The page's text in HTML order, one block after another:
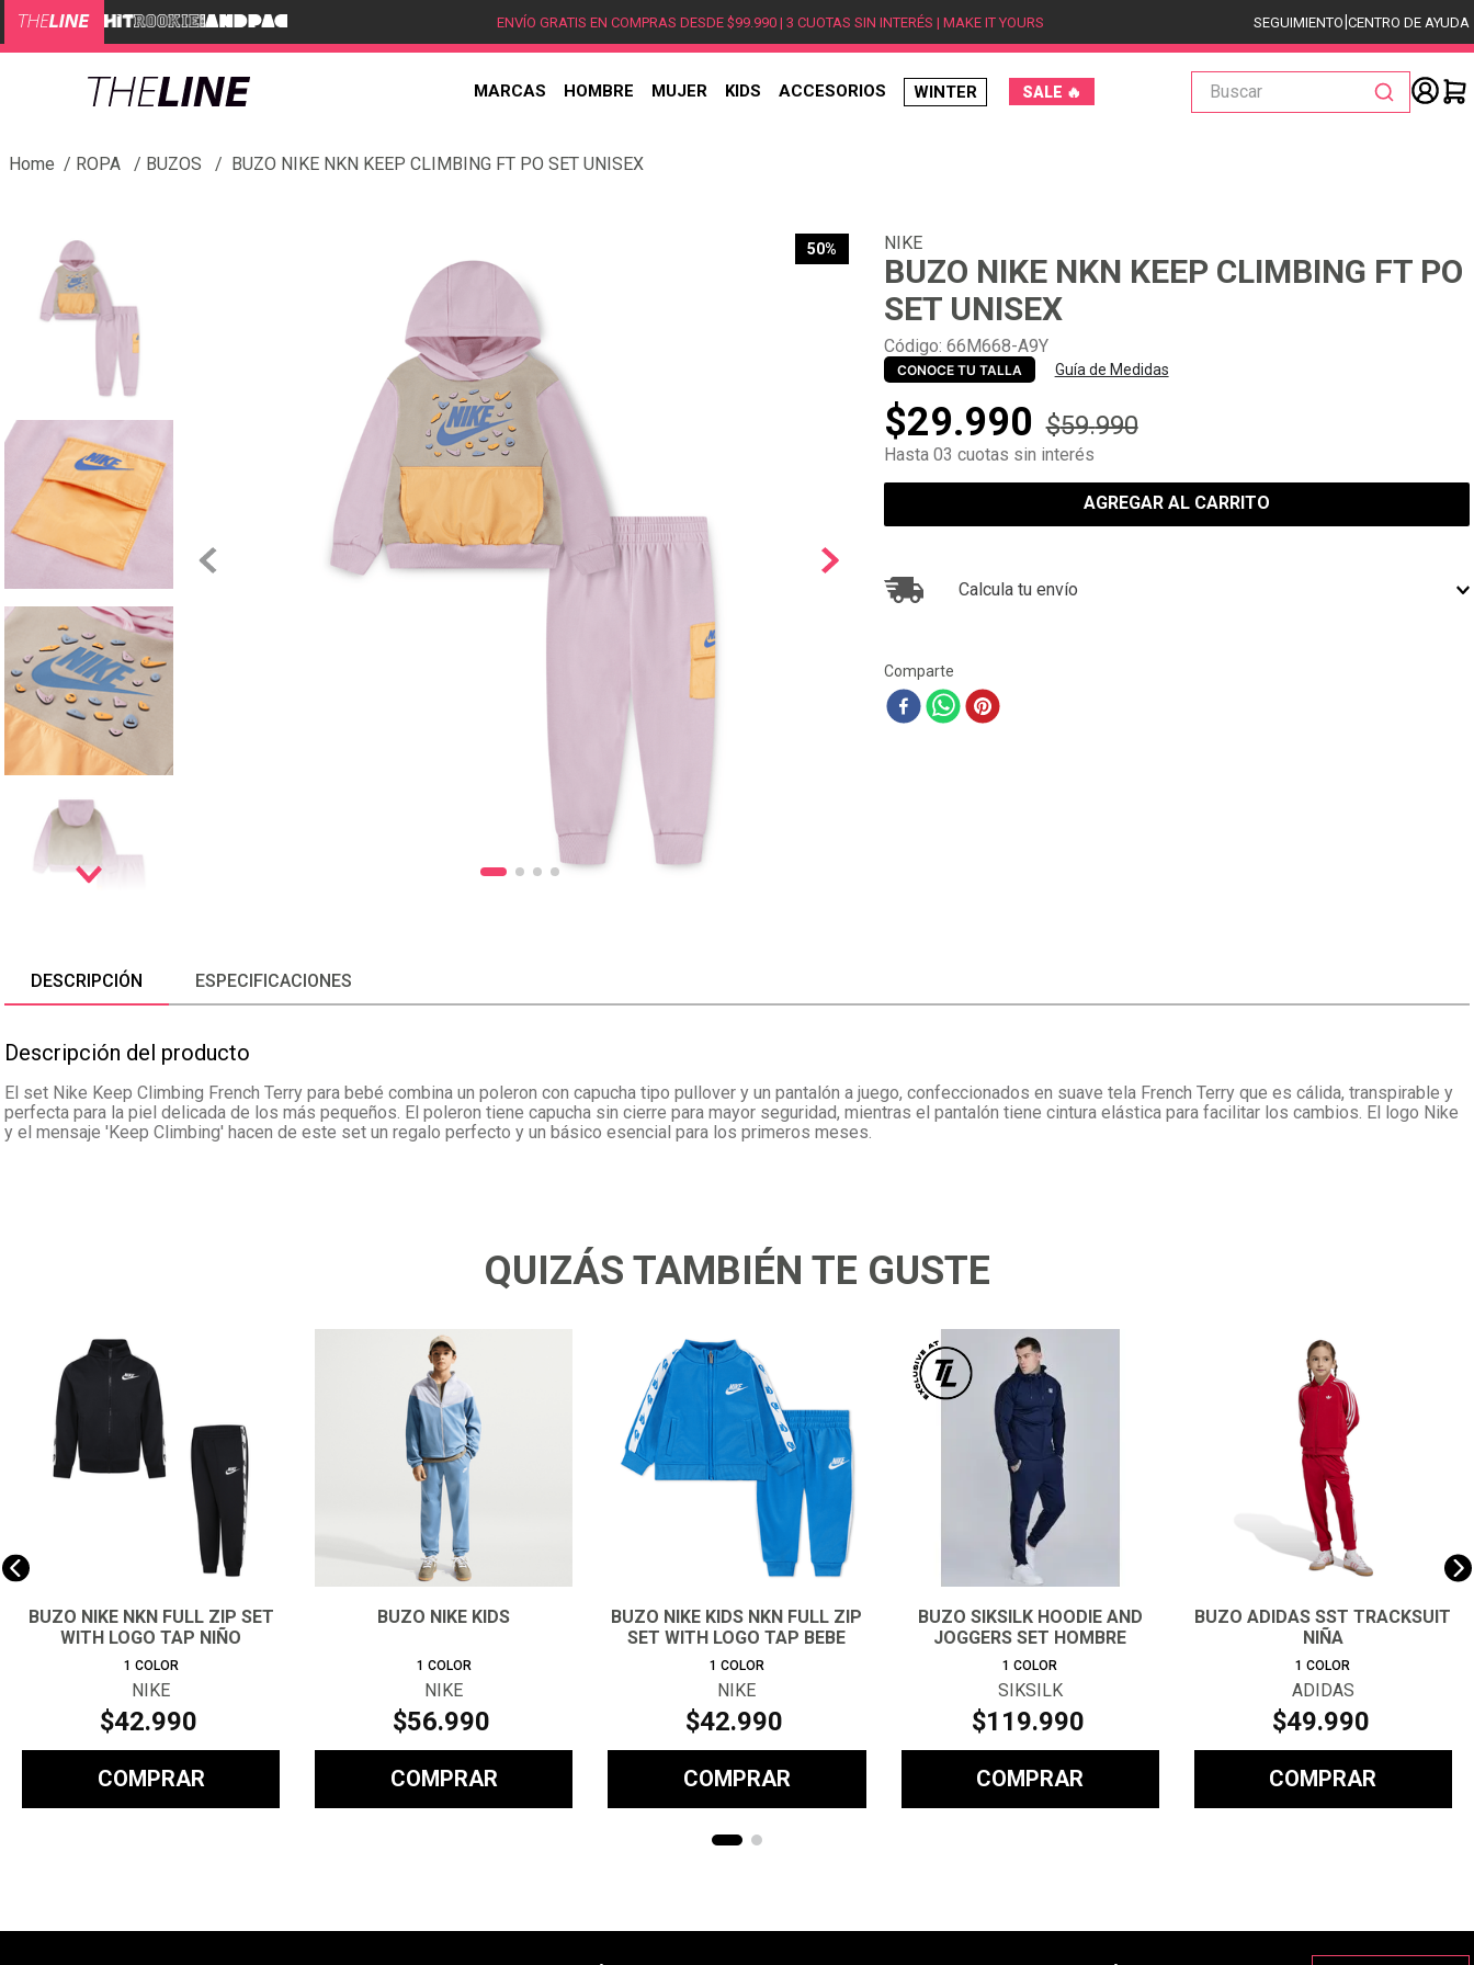
ENVÍO GRATIS EN COMPRAS DESDE $99.990 | 3 CUOTAS SIN INTERÉS | MAKE IT YOURS SEGUIMIENTO|CENTRO DE AYUDA
MARCAS HOMBRE MUJER KIDS ACCESORIOS WINTER SALE 🔥
Buscar
ROPA BUZOS BUZO NIKE NKN KEEP CLIMBING FT PO SET UNISEX
50% NIKE
BUZO NIKE NKN KEEP CLIMBING FT PO
SET UNISEX
Código: 66M668-A9Y
CONOCE TU TALLA Guía de Medidas
$29.990 $59.990
Hasta 03 cuotas sin interés
AGREGAR AL CARRITO
Calcula tu envío
Comparte
DESCRIPCIÓN ESPECIFICACIONES
Descripción del producto
El set Nike Keep Climbing French Terry para bebé combina un poleron con capucha tipo pullover y un pantalón a juego, confeccionados en suave tela French Terry que es cálida, transpirable y
perfecta para la piel delicada de los más pequeños. El poleron tiene capucha sin cierre para mayor seguridad, mientras el pantalón tiene cintura elástica para facilitar los cambios. El logo Nike
y el mensaje 'Keep Climbing' hacen de este set un regalo perfecto y un básico esencial para los primeros meses.
QUIZÁS TAMBIÉN TE GUSTE
BUZO NIKE NKN FULL ZIP SET
WITH LOGO TAP NIÑO
1 COLOR
NIKE
$42.990
COMPRAR
BUZO NIKE KIDS
1 COLOR
NIKE
$56.990
COMPRAR
BUZO NIKE KIDS NKN FULL ZIP
SET WITH LOGO TAP BEBE
1 COLOR
NIKE
$42.990
COMPRAR
BUZO SIKSILK HOODIE AND
JOGGERS SET HOMBRE
1 COLOR
SIKSILK
$119.990
COMPRAR
BUZO ADIDAS SST TRACKSUIT
NIÑA
1 COLOR
ADIDAS
$49.990
COMPRAR
10